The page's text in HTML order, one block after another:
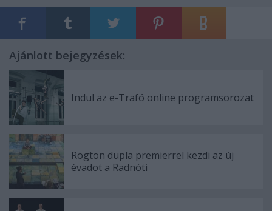
Ajánlott bejegyzések:
Indul az e-Trafó online programsorozat
Rögtön dupla premierrel kezdi az új
évadot a Radnóti